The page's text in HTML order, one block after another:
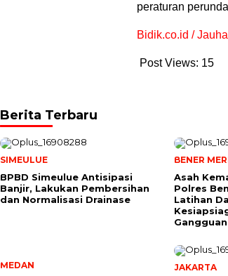
peraturan
Bidik.co.id /
Post Views: 15
Berita Terbaru
SIMEULUE
BPBD Simeulue Antisipasi
Banjir, Lakukan Pembersihan
dan Normalisasi Drainase
BENER
Asah
Polres
Latihan
MEDAN JAKARTA